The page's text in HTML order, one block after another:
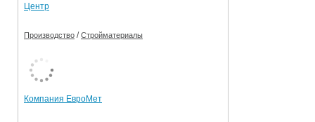
Центр
Производство /Стройматериалы
Компания ЕвроМет